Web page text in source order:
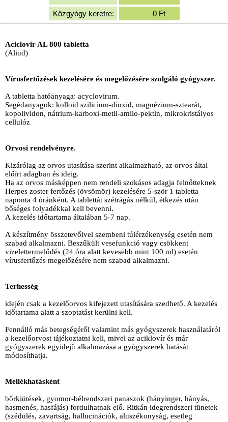
Közgyógy keretre: 0Ft
Aciclovir AL 800 tabletta
(Aliud)
Vírusfertőzések kezelésére és megelőzésére szolgáló gyógyszer.
A tabletta hatóanyaga: acyclovirum.
Segédanyagok: kolloid szilicium-dioxid, magnézium-sztearát,
kopolividon, nátrium-karboxi-metil-amilo-pektin, mikrokristályos
cellulóz
Orvosi rendelvényre.
Kizárólag az orvos utasítása szerint alkalmazható, az orvos által
előírt adagban és ideig.
Ha az orvos másképpen nem rendeli szokásos adagja felnőtteknek
Herpes zoster fertőzés (övsömör) kezelésére 5-ször 1 tabletta
naponta 4 óránként. A tablettát szétrágás nélkül, étkezés után
bőséges folyadékkal kell bevenni.
A kezelés időtartama általában 5-7 nap.
A készítmény összetevőivel szembeni túlérzékenység esetén nem
szabad alkalmazni. Beszűkült vesefunkció vagy csökkent
vizelettermelődés (24 óra alatt kevesebb mint 100 ml) esetén
vírusfertőzés megelőzésére nem szabad alkalmazni.
Terhesség
idején csak a kezelőorvos kifejezett utasítására szedhető. A kezelés
időtartama alatt a szoptatást kerülni kell.
Fennálló más betegségéről valamint más gyógyszerek használatáról
a kezelőorvost tájékoztatni kell, mivel az aciklovír és már
gyógyszerek egyidejű alkalmazása a gyógyszerek hatását
módosíthatja.
Mellékhatásként
bőrkiütések, gyomor-bélrendszeri panaszok (hányinger, hányás,
hasmenés, hasfájás) fordulhatnak elő. Ritkán idegrendszeri tünetek
(szédülés, zavartság, hallucinációk, aluszékonyság, esetleg